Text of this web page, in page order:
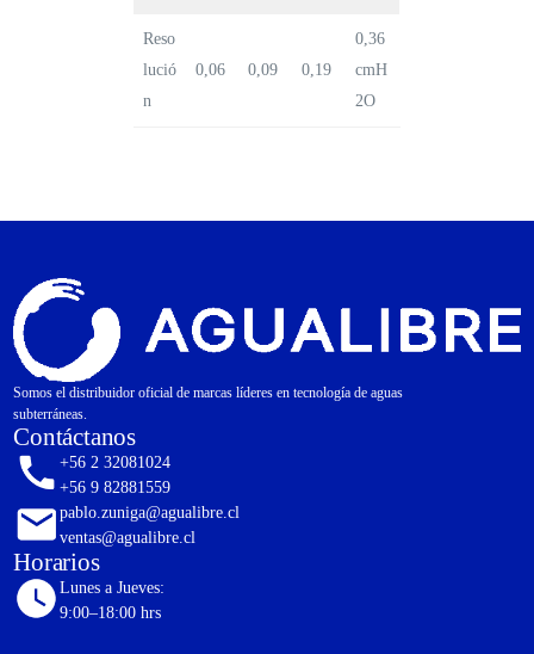
Reso
lució
n
0,06 0,09 0,19
0,36
cmH
2O
Somos el distribuidor oficial de marcas líderes en tecnología de aguas
subterráneas.
Contáctanos
+56 2 32081024
+56 9 82881559
pablo.zuniga@agualibre.cl
ventas@agualibre.cl
Horarios
Lunes a Jueves:
9:00–18:00 hrs